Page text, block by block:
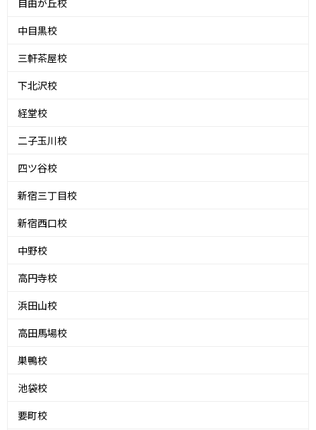
自由が丘校
中目黒校
三軒茶屋校
下北沢校
経堂校
二子玉川校
四ツ谷校
新宿三丁目校
新宿西口校
中野校
高円寺校
浜田山校
高田馬場校
巣鴨校
池袋校
要町校